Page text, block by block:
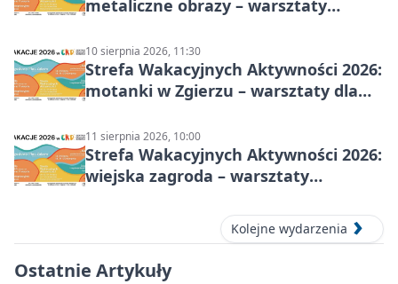
metaliczne obrazy – warsztaty
10 sierpnia 2026, 11:30
Strefa Wakacyjnych Aktywności 2026:
motanki w Zgierzu – warsztaty dla
11 sierpnia 2026, 10:00
Strefa Wakacyjnych Aktywności 2026:
wiejska zagroda – warsztaty
Kolejne wydarzenia
Ostatnie Artykuły